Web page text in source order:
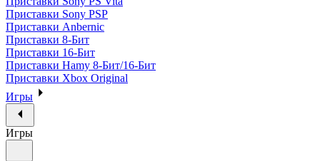
Приставки Sony PSP
Приставки Anbernic
Приставки 8-Бит
Приставки 16-Бит
Приставки Hamy 8-Бит/16-Бит
Приставки Xbox Original
Игры
Игры